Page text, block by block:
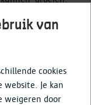
de nodige
meer
van
cookies
Je kan
weigeren door